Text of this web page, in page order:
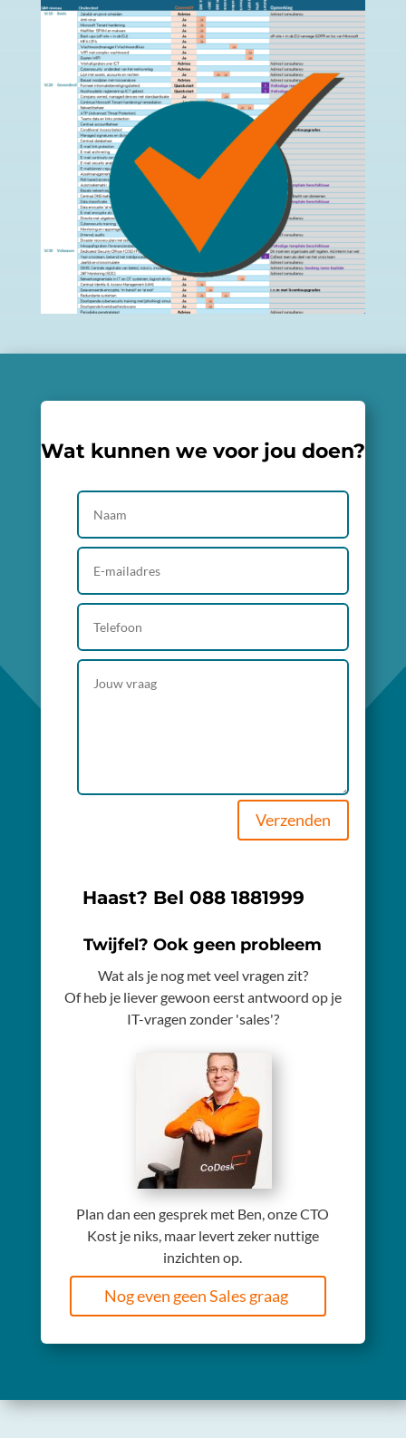
Wat kunnen we voor jou doen?
Verzenden
Haast? Bel088 1881999
Twijfel? Ook geen probleem
Wat als je nog met veel vragen zit?
Of heb je liever gewoon eerst antwoord op je
IT-vragen zonder 'sales'?
Plan dan een gesprek met Ben, onze CTO
Kost je niks, maar levert zeker nuttige
inzichten op.
Nog even geen Sales graag